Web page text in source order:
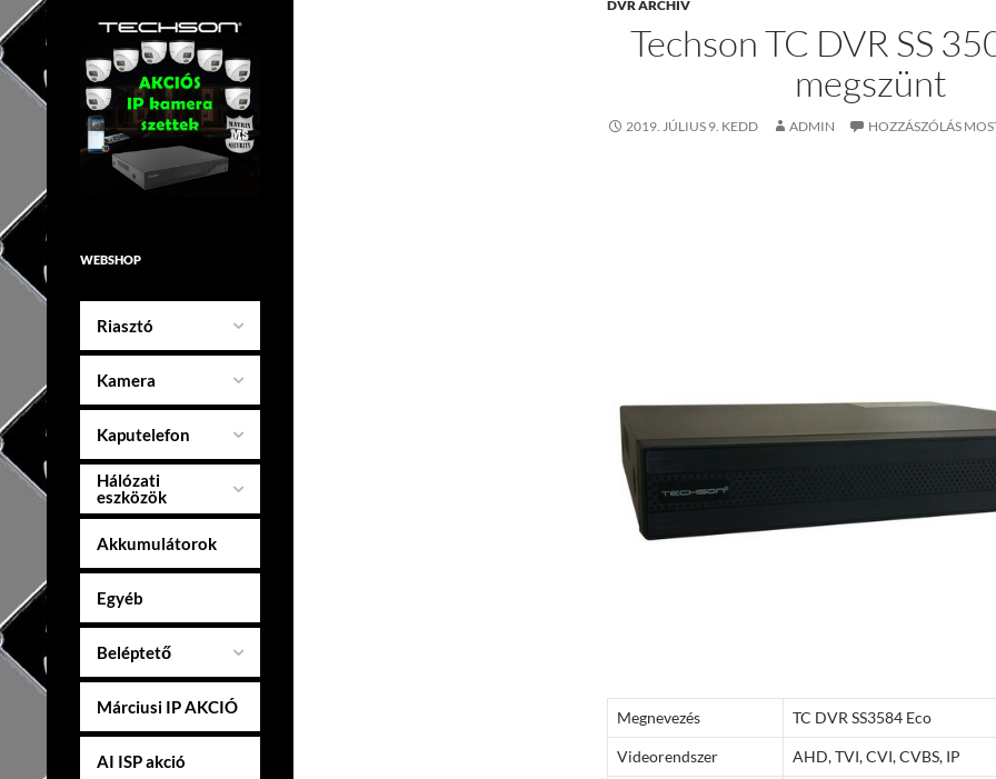
DVR ARCHÍV
Techson TC DVR SS
megszünt
2019. JÚLIUS 9. KEDD ADMIN HOZZÁSZÓLÁS
Megnevezés TC DVR SS3584 Eco
Videorendszer AHD, TVI, CVI, CVBS, IP
WEBSHOP
Riasztó
Kamera
Kaputelefon
Hálózati
eszközök
Akkumulátorok
Egyéb
Beléptető
Márciusi IP AKCIÓ
AI ISP akció